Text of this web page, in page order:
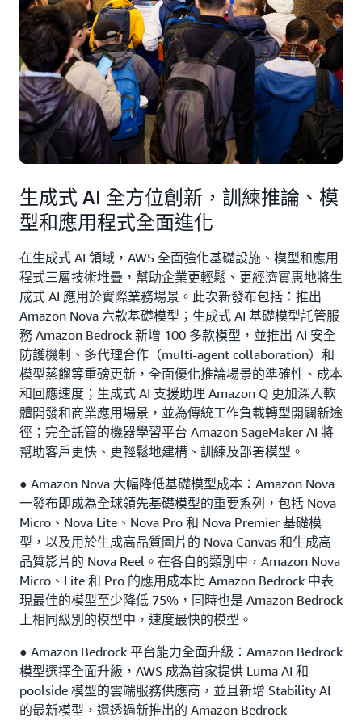
生成式 AI 全方位創新，訓練推論、模
型和應用程式全面進化
在生成式 AI 領域，AWS 全面強化基礎設施、模型和應用
程式三層技術堆疊，幫助企業更輕鬆、更經濟實惠地將生
成式 AI 應用於實際業務場景。此次新發布包括：推出
Amazon Nova 六款基礎模型；生成式 AI 基礎模型託管服
務 Amazon Bedrock 新增 100 多款模型，並推出 AI 安全
防護機制、多代理合作（multi-agent collaboration）和
模型蒸餾等重磅更新，全面優化推論場景的準確性、成本
和回應速度；生成式 AI 支援助理 Amazon Q 更加深入軟
體開發和商業應用場景，並為傳統工作負載轉型開闢新途
徑；完全託管的機器學習平台 Amazon SageMaker AI 將
幫助客戶更快、更輕鬆地建構、訓練及部署模型。
● Amazon Nova 大幅降低基礎模型成本：Amazon Nova
一發布即成為全球領先基礎模型的重要系列，包括 Nova
Micro、Nova Lite、Nova Pro 和 Nova Premier 基礎模
型，以及用於生成高品質圖片的 Nova Canvas 和生成高
品質影片的 Nova Reel。在各自的類別中，Amazon Nova
Micro、Lite 和 Pro 的應用成本比 Amazon Bedrock 中表
現最佳的模型至少降低 75%，同時也是 Amazon Bedrock
上相同級別的模型中，速度最快的模型。
● Amazon Bedrock 平台能力全面升級：Amazon Bedrock
模型選擇全面升級，AWS 成為首家提供 Luma AI 和
poolside 模型的雲端服務供應商，並且新增 Stability AI
的最新模型，還透過新推出的 Amazon Bedrock